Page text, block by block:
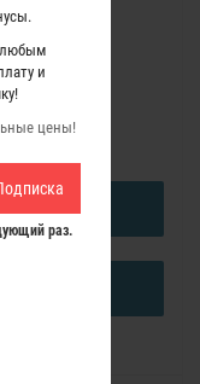
любым
и
цены!
раз.